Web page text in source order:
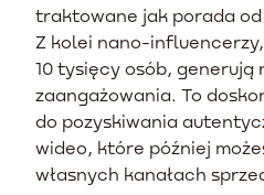
traktowane jak porada
Z kolei nano-
10 tysięcy osób, generują
zaangażowania. To
do pozyskiwania
wideo, które później
własnych kanałach